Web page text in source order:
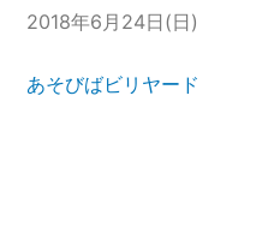
2018年6月24日(日)
あそびばビリヤード